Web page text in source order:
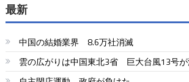
ナ
ビ
ゲ
最新
中国の結婚業界 8.6万社消滅
雲の広がりは中国東北3省 巨大台風13号